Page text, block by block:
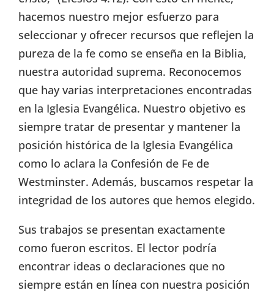
hacemos nuestro mejor esfuerzo para
seleccionar y ofrecer recursos que reflejen la
pureza de la fe como se enseña en la Biblia,
nuestra autoridad suprema. Reconocemos
que hay varias interpretaciones encontradas
en la Iglesia Evangélica. Nuestro objetivo es
siempre tratar de presentar y mantener la
posición histórica de la Iglesia Evangélica
como lo aclara la Confesión de Fe de
Westminster. Además, buscamos respetar la
integridad de los autores que hemos elegido.
Sus trabajos se presentan exactamente
como fueron escritos. El lector podría
encontrar ideas o declaraciones que no
siempre están en línea con nuestra posición